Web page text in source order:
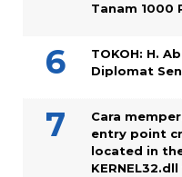
Tanam 1000
TOKOH: H.
Diplomat
Cara
entry point
located in